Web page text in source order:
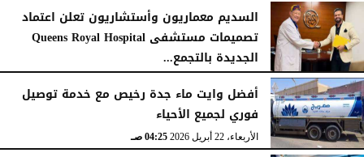
السديم معماريون وأستشاريون تعلن اعتماد
تصميمات مستشفى Queens Royal Hospital
الجديدة بالتجمع...
الأحد، 10 مايو 2026 08:40 صـ
أفضل وايت ماء جدة رخيص مع خدمة توصيل
فوري لجميع الأحياء
الأربعاء، 22 أبريل 2026 04:25 صـ